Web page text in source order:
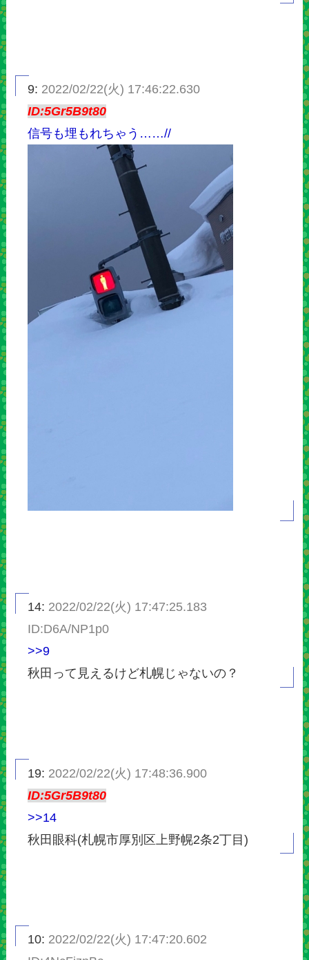
9: 2022/02/22(火) 17:46:22.630
ID:5Gr5B9t80
信号も埋もれちゃう……//
14: 2022/02/22(火) 17:47:25.183
ID:D6A/NP1p0
>>9
秋田って見えるけど札幌じゃないの？
19: 2022/02/22(火) 17:48:36.900
ID:5Gr5B9t80
>>14
秋田眼科(札幌市厚別区上野幌2条2丁目)
10: 2022/02/22(火) 17:47:20.602